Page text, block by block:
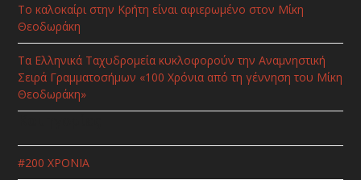
Το καλοκαίρι στην Κρήτη είναι αφιερωμένο στον Μίκη
Θεοδωράκη
Τα Ελληνικά Ταχυδρομεία κυκλοφορούν την Αναμνηστική
Σειρά Γραμματοσήμων «100 Χρόνια από τη γέννηση του Μίκη
Θεοδωράκη»
#200 ΧΡΟΝΙΑ